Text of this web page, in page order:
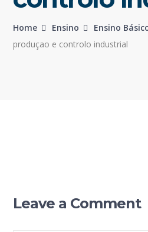
Home Ensino Ensino
produçao e controlo industrial
Leave a Comment